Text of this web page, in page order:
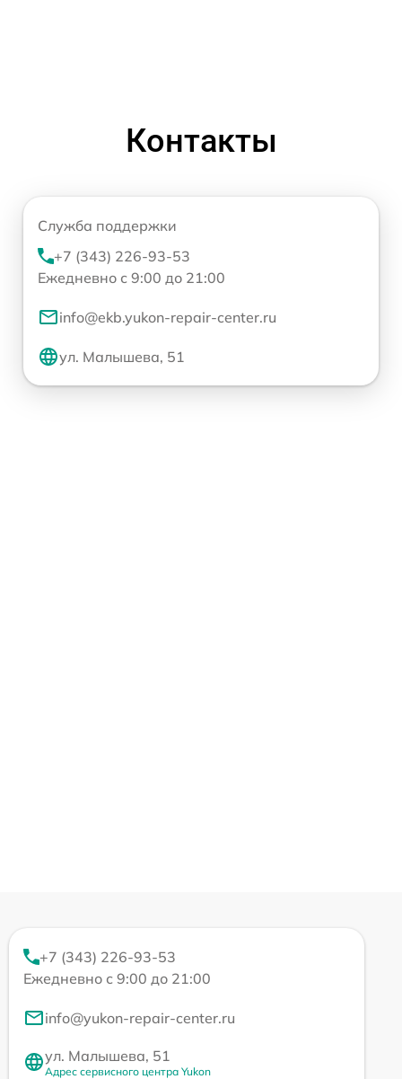
Контакты
Служба поддержки
+7 (343) 226-93-53
Ежедневно с 9:00 до 21:00
info@ekb.yukon-repair-center.ru
ул. Малышева, 51
+7 (343) 226-93-53
Ежедневно с 9:00 до 21:00
info@yukon-repair-center.ru
ул. Малышева, 51
Адрес сервисного центра Yukon